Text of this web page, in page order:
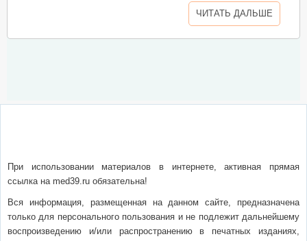
ЧИТАТЬ ДАЛЬШЕ
При использовании материалов в интернете, активная прямая
ссылка на med39.ru обязательна!
Вся информация, размещенная на данном сайте, предназначена
только для персонального пользования и не подлежит дальнейшему
воспроизведению и/или распространению в печатных изданиях,